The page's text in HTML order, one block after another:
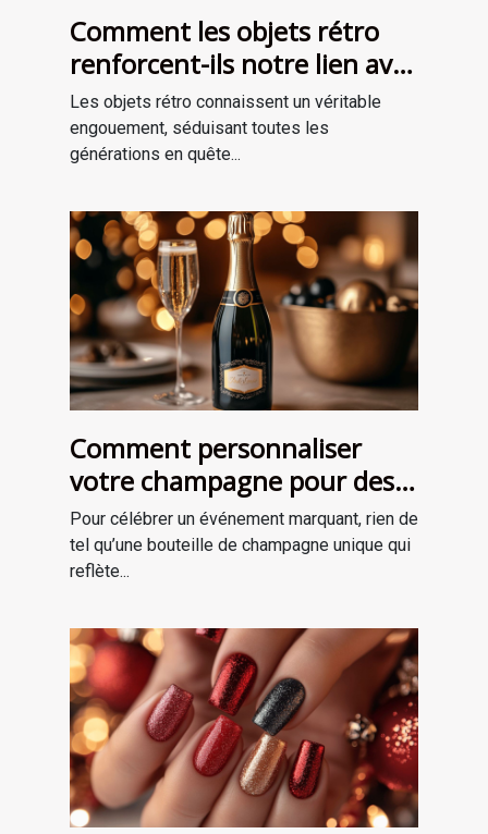
Comment les objets rétro
renforcent-ils notre lien avec
le passé?
Les objets rétro connaissent un véritable
engouement, séduisant toutes les
générations en quête...
Comment personnaliser
votre champagne pour des
occasions spéciales ?
Pour célébrer un événement marquant, rien de
tel qu’une bouteille de champagne unique qui
reflète...